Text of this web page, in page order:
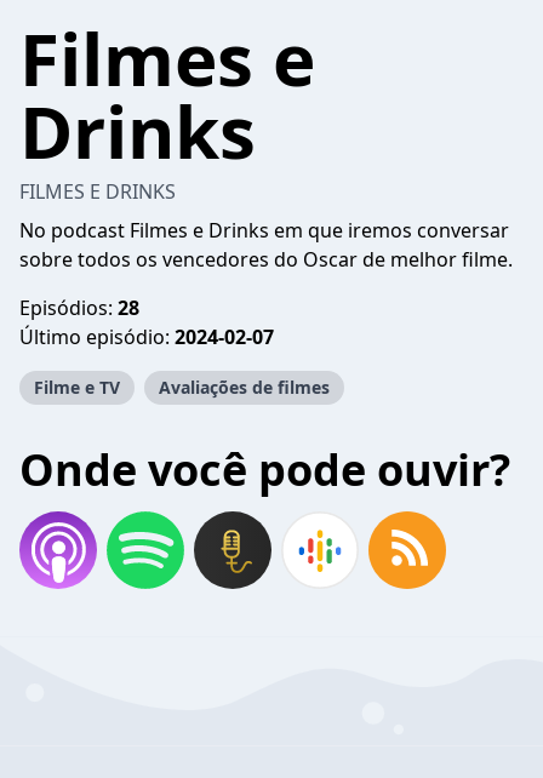
Filmes e
Drinks
FILMES E DRINKS
No podcast Filmes e Drinks em que iremos conversar
sobre todos os vencedores do Oscar de melhor filme.
Episódios: 28
Último episódio: 2024-02-07
Filme e TV Avaliações de filmes
Onde você pode ouvir?